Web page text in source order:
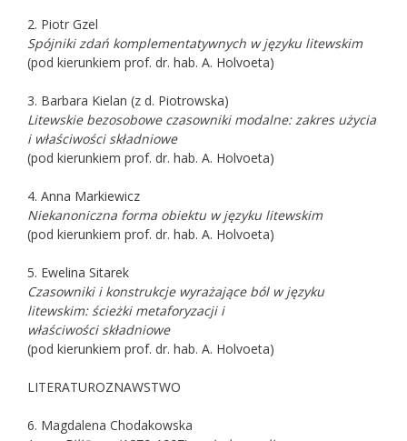
2. Piotr Gzel
Spójniki zdań komplementatywnych w języku litewskim
(pod kierunkiem prof. dr. hab. A. Holvoeta)
3. Barbara Kielan (z d. Piotrowska)
Litewskie bezosobowe czasowniki modalne: zakres użycia
i właściwości składniowe
(pod kierunkiem prof. dr. hab. A. Holvoeta)
4. Anna Markiewicz
Niekanoniczna forma obiektu w języku litewskim
(pod kierunkiem prof. dr. hab. A. Holvoeta)
5. Ewelina Sitarek
Czasowniki i konstrukcje wyrażające ból w języku
litewskim: ścieżki metaforyzacji i
właściwości składniowe
(pod kierunkiem prof. dr. hab. A. Holvoeta)
LITERATUROZNAWSTWO
6. Magdalena Chodakowska